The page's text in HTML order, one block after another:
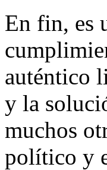
En fin, es
auténtico
y la
muchos
político y